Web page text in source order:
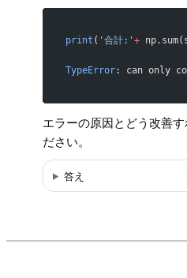
print ( '合計:'+
TypeError: can only
エラーの原因とどう改善
ださい。
答え